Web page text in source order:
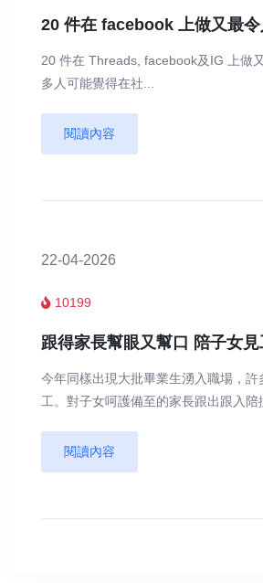
20 件在 facebook 上做又最
20 件在 Threads, facebook及IG 上做
多人可能覺得在社...
閱讀內容
22-04-2026
10199
跟得家長幫眼又幫口 陪子女
今年同樣出現大批畢業生湧入職場，許
工。對子女呵護備至的家長跟出跟入陪
閱讀內容